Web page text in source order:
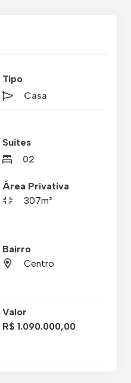
Tipo
Casa
Suítes
02
Área Privativa
307m²
Bairro
Centro
Valor
R$ 1.090.000,00